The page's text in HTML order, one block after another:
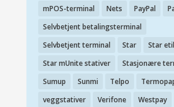
mPOS-terminal
Nets PayPal
Selvbetjent betalingsterminal
Selvbetjent terminal
Star
Star
Star mUnite stativer
Stasjonære
Sumup
Sunmi Telpo
veggstativer
Verifone Westpay